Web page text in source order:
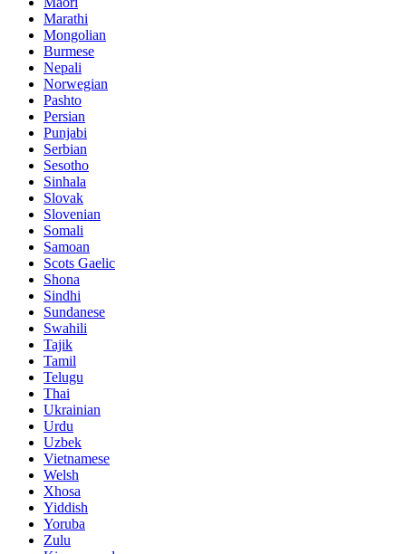
Marathi
Mongolian
Burmese
Nepali
Norwegian
Pashto
Persian
Punjabi
Serbian
Sesotho
Sinhala
Slovak
Slovenian
Somali
Samoan
Scots Gaelic
Shona
Sindhi
Sundanese
Swahili
Tajik
Tamil
Telugu
Thai
Ukrainian
Urdu
Uzbek
Vietnamese
Welsh
Xhosa
Yiddish
Yoruba
Zulu